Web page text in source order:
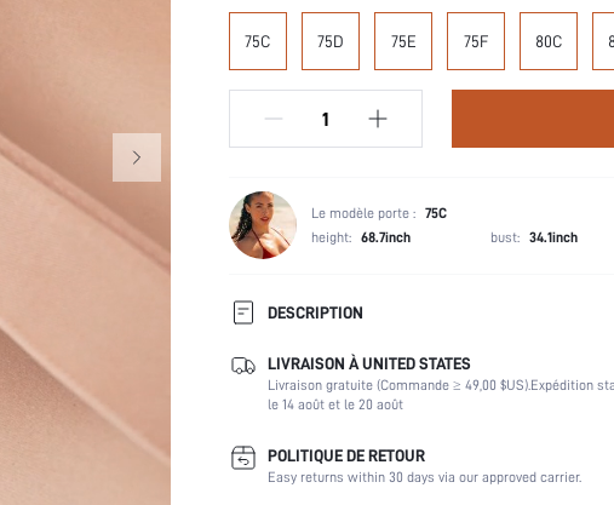
75C 75D 75E 75F 80C
Le modèle porte : 75C
height: 68.7inch bust: 34.1inch
DESCRIPTION
armatures:
Armature
Utilisateurs de sous-
vêtements et de vêtements
Composition:
90% Polyamide, 10% Élasthanne
LIVRAISON À UNITED STATES
Livraison gratuite (Commande ≥ 49,00 $US).Expédition
le 14 août et le 20 août
POLITIQUE DE RETOUR
Easy returns within 30 days via our approved carrier.